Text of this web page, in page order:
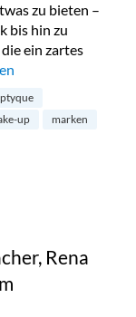
zu bieten –
bis hin zu
ein zartes
Albrecht in der
up
marken
Rena